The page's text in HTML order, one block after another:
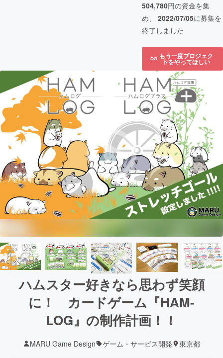
504,780円の資金を集
め、 2022/07/05に募集を
終了しました
もう一度プロジェク
トをやってほしい
ハムスター好きなら思わず笑顔
に！ カードゲーム『HAM-
LOG』の制作計画！！
MARU Game Design ゲーム・サービス開発 東京都